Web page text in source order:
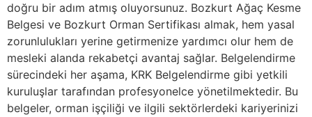
doğru bir adım atmış oluyorsunuz. Bozkurt Ağaç Kesme
Belgesi ve Bozkurt Orman Sertifikası almak, hem yasal
zorunlulukları yerine getirmenize yardımcı olur hem de
mesleki alanda rekabetçi avantaj sağlar. Belgelendirme
sürecindeki her aşama, KRK Belgelendirme gibi yetkili
kuruluşlar tarafından profesyonelce yönetilmektedir. Bu
belgeler, orman işçiliği ve ilgili sektörlerdeki kariyerinizi